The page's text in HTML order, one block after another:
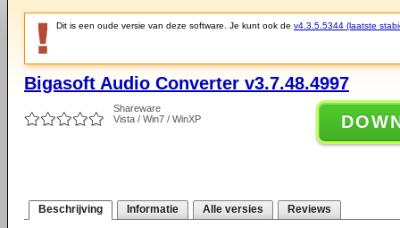
Dit is een oude versie van deze software. Je kunt ook de v4.3.5.5344 (laatste
Bigasoft Audio Converter v3.7.48.4997
Shareware
Vista / Win7 / WinXP
Beschrijving Informatie Alle versies Reviews